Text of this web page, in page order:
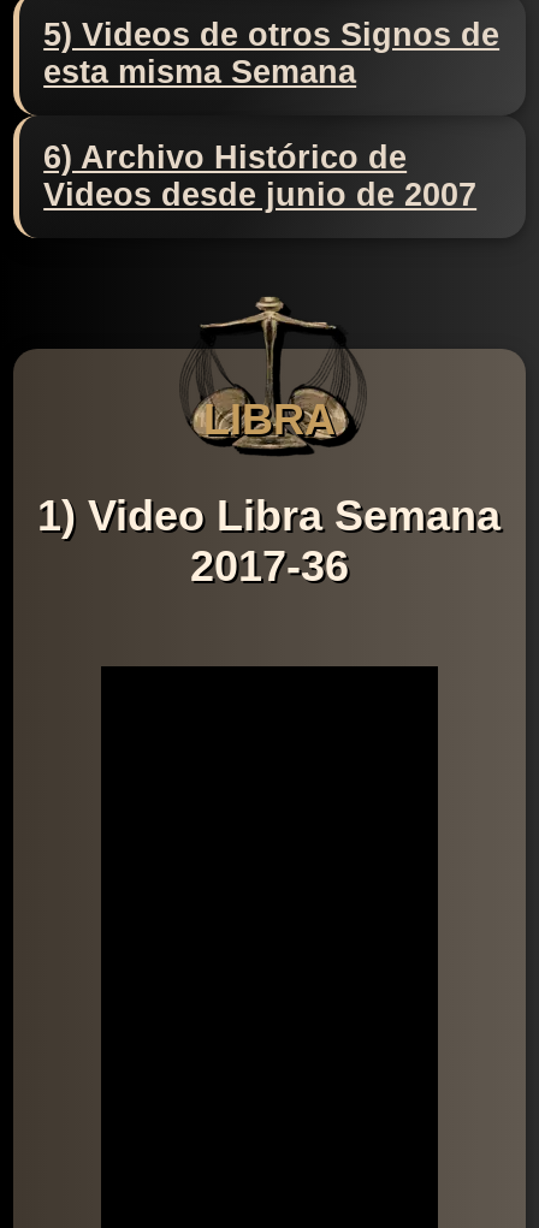
5) Videos de otros Signos de
esta misma Semana
6) Archivo Histórico de
Videos desde junio de 2007
LIBRA
1) Video Libra Semana
2017-36